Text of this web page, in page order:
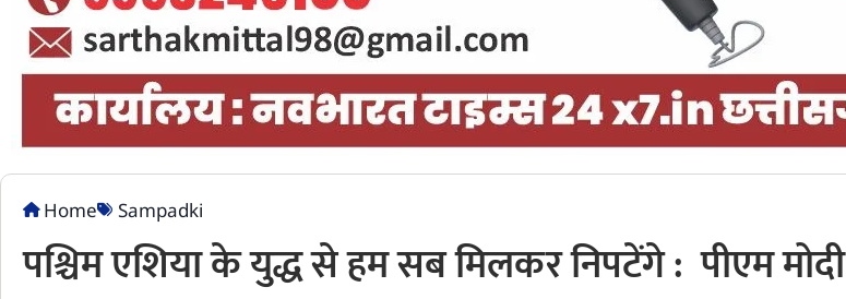
Home Sampadki
पश्चिम एशिया के युद्ध से हम सब मिलकर निपटेंगे : पीएम मोदी